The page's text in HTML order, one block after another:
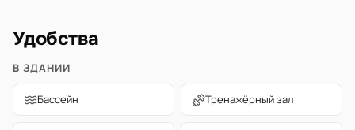
Удобства
В ЗДАНИИ
Бассейн Тренажёрный зал